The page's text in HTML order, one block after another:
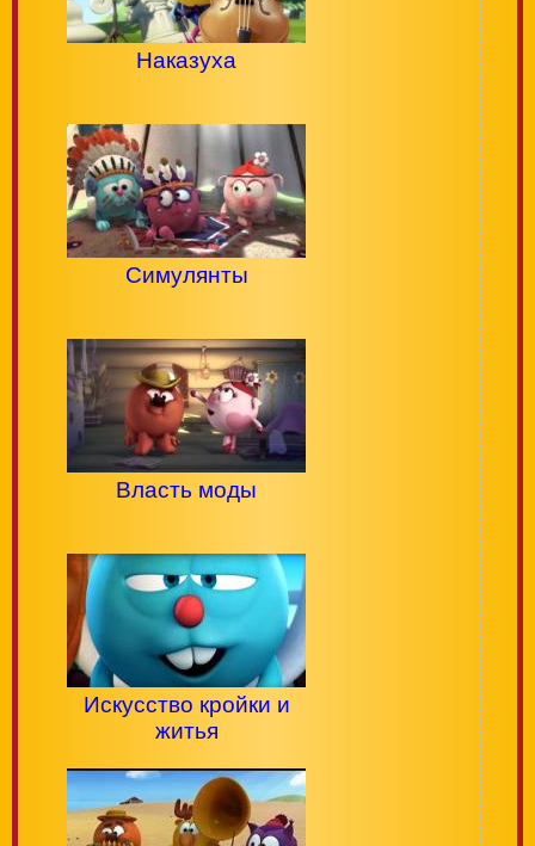
Наказуха
Симулянты
Власть моды
Искусство кройки и
житья